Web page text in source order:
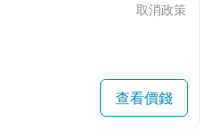
取消政策
查看價錢